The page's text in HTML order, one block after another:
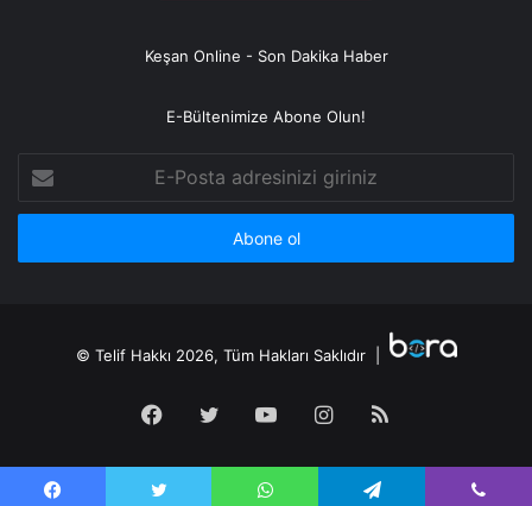
Keşan Online - Son Dakika Haber
E-Bültenimize Abone Olun!
Posta
adresinizi
© Telif Hakkı 2026, Tüm Hakları Saklıdır |
Facebook
TwitterYouTubeInstagram
RSS